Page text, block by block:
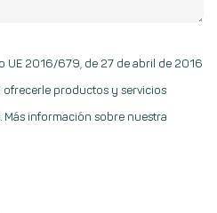
UE 2016/679, de 27 de abril de 2016
productos y servicios
Más información sobre nuestra